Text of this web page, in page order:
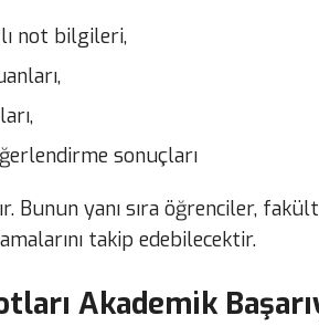
not bilgileri,
sonuçları
Bunun yanı sıra öğrenciler,
takip edebilecektir.
Akademik